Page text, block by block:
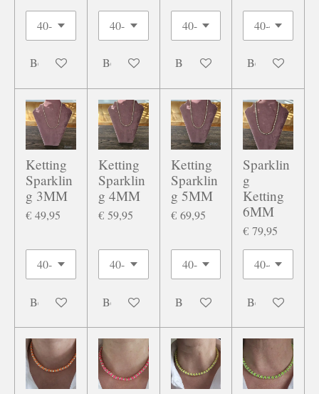
Bekijk details Bekijk details Bekijk details Bekijk details
Ketting
Sparklin
g 3MM
€ 49,95
Bekijk details
Ketting
Sparklin
g 4MM
€ 59,95
Bekijk details
Ketting
Sparklin
g 5MM
€ 69,95
Bekijk details
Sparklin
g
Ketting
6MM
€ 79,95
Bekijk details